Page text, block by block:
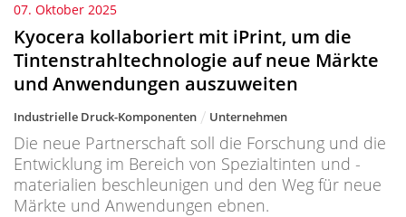
07. Oktober 2025
Kyocera kollaboriert mit iPrint, um die
Tintenstrahltechnologie auf neue Märkte
und Anwendungen auszuweiten
Industrielle Druck-Komponenten Unternehmen
Die neue Partnerschaft soll die Forschung und die
Entwicklung im Bereich von Spezialtinten und -
materialien beschleunigen und den Weg für neue
Märkte und Anwendungen ebnen.